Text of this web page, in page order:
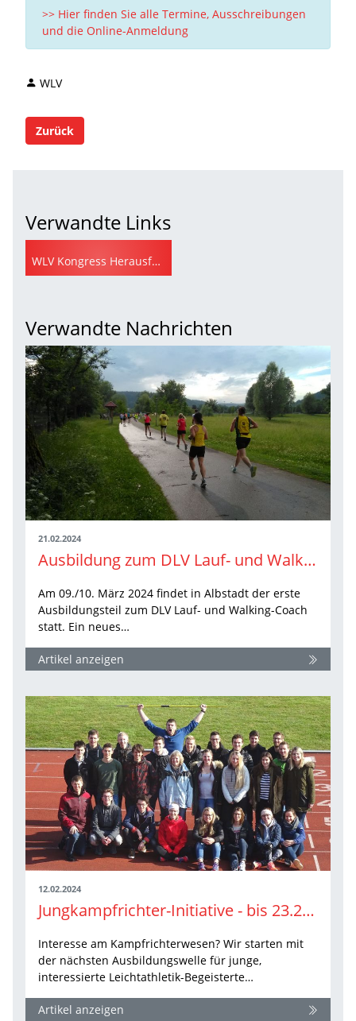
>> Hier finden Sie alle Termine, Ausschreibungen
und die Online-Anmeldung
WLV
Zurück
Verwandte Links
WLV Kongress Herausforderungen & Perspektiven
Verwandte Nachrichten
21.02.2024
Ausbildung zum DLV Lauf- und Walking-Coach - jetzt noch Lehrgangsplatz sichern
Am 09./10. März 2024 findet in Albstadt der erste
Ausbildungsteil zum DLV Lauf- und Walking-Coach
statt. Ein neues…
Artikel anzeigen
12.02.2024
Jungkampfrichter-Initiative - bis 23.2. anmelden
Interesse am Kampfrichterwesen? Wir starten mit
der nächsten Ausbildungswelle für junge,
interessierte Leichtathletik-Begeisterte…
Artikel anzeigen